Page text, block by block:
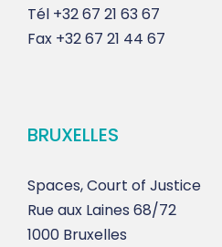
Tél +32 67 21 63 67
Fax +32 67 21 44 67
BRUXELLES
Spaces, Court of Justice
Rue aux Laines 68/72
1000 Bruxelles